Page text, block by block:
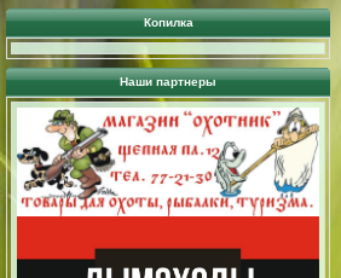
Копилка
Наши партнеры